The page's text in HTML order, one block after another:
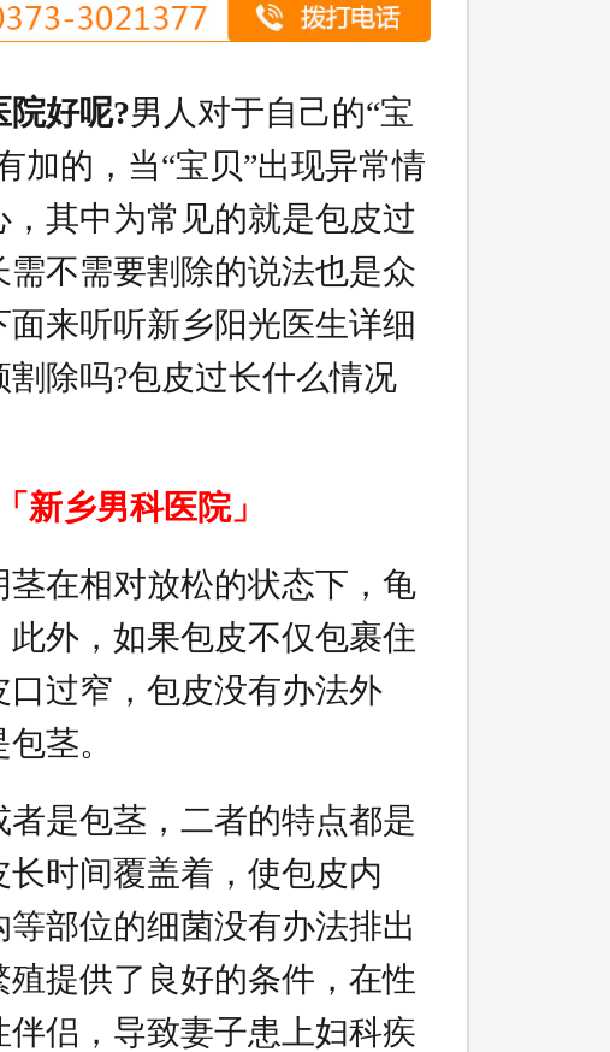
院好呢?男人对于自己的“宝
加的，当“宝贝”出现异常情
其中为常见的就是包皮过
不需要割除的说法也是众
来听听新乡阳光医生详细
除吗?包皮过长什么情况
新乡男科医院」
在相对放松的状态下，龟
外，如果包皮不仅包裹住
口过窄，包皮没有办法外
茎。
是包茎，二者的特点都是
时间覆盖着，使包皮内
部位的细菌没有办法排出
提供了良好的条件，在性
侣，导致妻子患上妇科疾